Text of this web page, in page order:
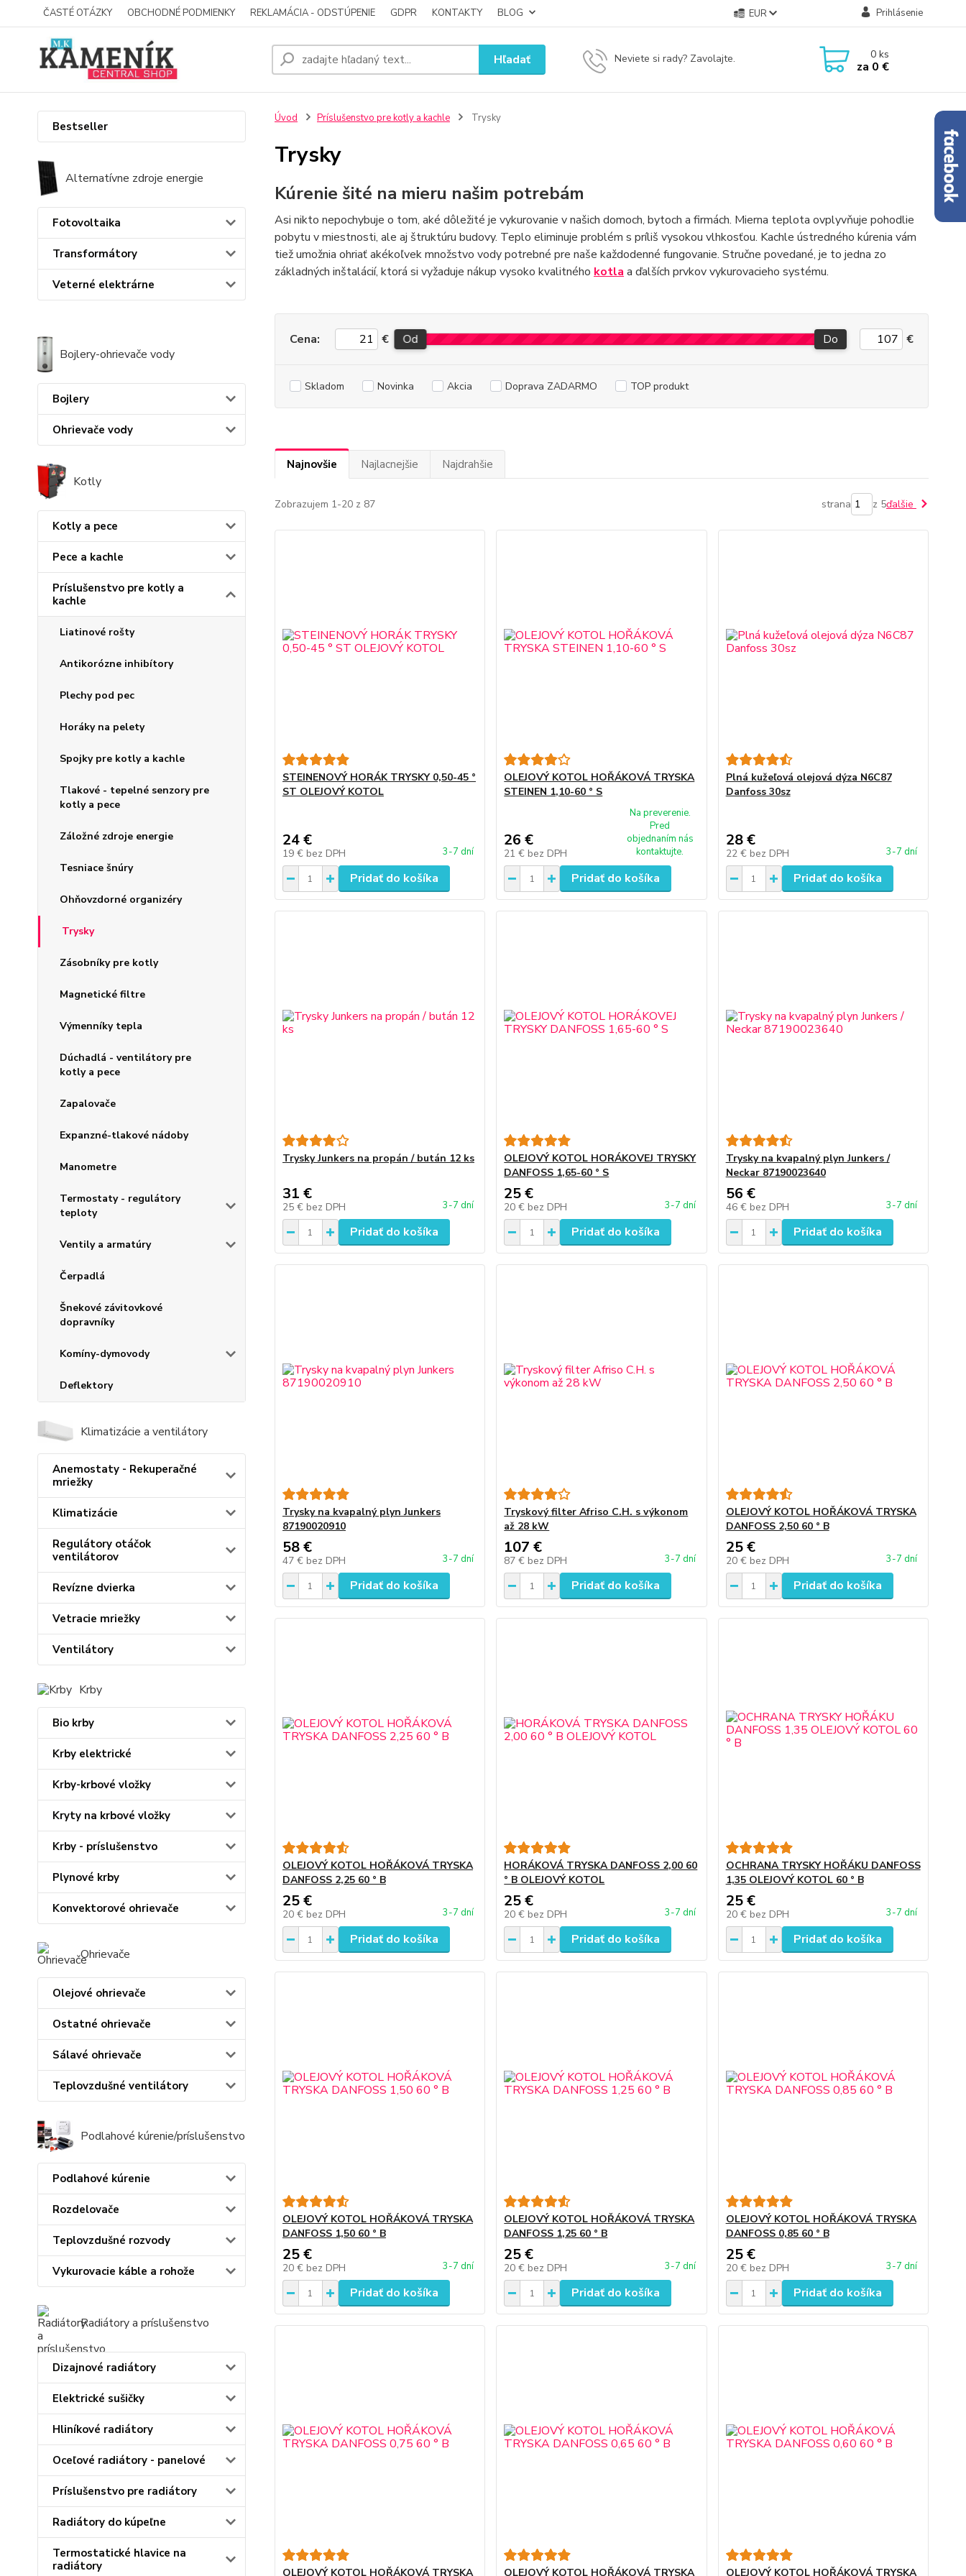
ČASTÉ OTÁZKY OBCHODNÉ PODMIENKY REKLAMÁCIA - ODSTÚPENIE GDPR KONTAKTY BLOG EUR Prihlásenie
Hľadať Neviete si rady? Zavolajte. 0ks
za 0 €
Bestseller
Alternatívne zdroje energie
Fotovoltaika
Transformátory
Veterné elektrárne
Bojlery-ohrievače vody
Bojlery
Ohrievače vody
Kotly
Kotly a pece
Pece a kachle
Príslušenstvo pre kotly a
kachle
Liatinové rošty
Antikorózne inhibítory
Plechy pod pec
Horáky na pelety
Spojky pre kotly a kachle
Tlakové - tepelné senzory pre
kotly a pece
Záložné zdroje energie
Tesniace šnúry
Ohňovzdorné organizéry
Trysky
Zásobníky pre kotly
Magnetické filtre
Výmenníky tepla
Dúchadlá - ventilátory pre
kotly a pece
Zapalovače
Expanzné-tlakové nádoby
Manometre
Termostaty - regulátory
teploty
Ventily a armatúry
Čerpadlá
Šnekové závitovkové
dopravníky
Komíny-dymovody
Deflektory
Klimatizácie a ventilátory
Anemostaty - Rekuperačné
mriežky
Klimatizácie
Regulátory otáčok
ventilátorov
Revízne dvierka
Vetracie mriežky
Ventilátory
Krby
Bio krby
Krby elektrické
Krby-krbové vložky
Kryty na krbové vložky
Krby - príslušenstvo
Plynové krby
Konvektorové ohrievače
Ohrievače
Olejové ohrievače
Ostatné ohrievače
Sálavé ohrievače
Teplovzdušné ventilátory
Podlahové kúrenie/príslušenstvo
Podlahové kúrenie
Rozdelovače
Teplovzdušné rozvody
Vykurovacie káble a rohože
Radiátory a príslušenstvo
Dizajnové radiátory
Elektrické sušičky
Hliníkové radiátory
Oceľové radiátory - panelové
Príslušenstvo pre radiátory
Radiátory do kúpeľne
Termostatické hlavice na
radiátory
Úvod Príslušenstvo pre kotly a kachle Trysky
Trysky
Kúrenie šité na mieru našim potrebám
Asi nikto nepochybuje o tom, aké dôležité je vykurovanie v našich domoch, bytoch a firmách. Mierna teplota ovplyvňuje pohodlie
pobytu v miestnosti, ale aj štruktúru budovy. Teplo eliminuje problém s príliš vysokou vlhkosťou. Kachle ústredného kúrenia vám
tiež umožnia ohriať akékoľvek množstvo vody potrebné pre naše každodenné fungovanie. Stručne povedané, je to jedna zo
základných inštalácií, ktorá si vyžaduje nákup vysoko kvalitného kotla a ďalších prvkov vykurovacieho systému.
Cena: € Od Do €
Skladom Novinka Akcia Doprava ZADARMO TOP produkt
Najnovšie Najlacnejšie Najdrahšie
Zobrazujem 1-20 z 87 strana z 5ďalšie
STEINENOVÝ HORÁK TRYSKY 0,50-45 °
ST OLEJOVÝ KOTOL
24 €
19 € bez DPH 3-7 dní
Pridať do košíka
OLEJOVÝ KOTOL HOŘÁKOVÁ TRYSKA
STEINEN 1,10-60 ° S
26 €
21 € bez DPH
Na preverenie.
Pred
objednaním nás
kontaktujte.
Pridať do košíka
Plná kužeľová olejová dýza N6C87
Danfoss 30sz
28 €
22 € bez DPH 3-7 dní
Pridať do košíka
Trysky Junkers na propán / bután 12 ks
31 €
25 € bez DPH 3-7 dní
Pridať do košíka
OLEJOVÝ KOTOL HORÁKOVEJ TRYSKY
DANFOSS 1,65-60 ° S
25 €
20 € bez DPH 3-7 dní
Pridať do košíka
Trysky na kvapalný plyn Junkers /
Neckar 87190023640
56 €
46 € bez DPH 3-7 dní
Pridať do košíka
Trysky na kvapalný plyn Junkers
87190020910
58 €
47 € bez DPH 3-7 dní
Pridať do košíka
Tryskový filter Afriso C.H. s výkonom
až 28 kW
107 €
87 € bez DPH 3-7 dní
Pridať do košíka
OLEJOVÝ KOTOL HOŘÁKOVÁ TRYSKA
DANFOSS 2,50 60 ° B
25 €
20 € bez DPH 3-7 dní
Pridať do košíka
OLEJOVÝ KOTOL HOŘÁKOVÁ TRYSKA
DANFOSS 2,25 60 ° B
25 €
20 € bez DPH 3-7 dní
Pridať do košíka
HORÁKOVÁ TRYSKA DANFOSS 2,00 60
° B OLEJOVÝ KOTOL
25 €
20 € bez DPH 3-7 dní
Pridať do košíka
OCHRANA TRYSKY HOŘÁKU DANFOSS
1,35 OLEJOVÝ KOTOL 60 ° B
25 €
20 € bez DPH 3-7 dní
Pridať do košíka
OLEJOVÝ KOTOL HOŘÁKOVÁ TRYSKA
DANFOSS 1,50 60 ° B
25 €
20 € bez DPH 3-7 dní
Pridať do košíka
OLEJOVÝ KOTOL HOŘÁKOVÁ TRYSKA
DANFOSS 1,25 60 ° B
25 €
20 € bez DPH 3-7 dní
Pridať do košíka
OLEJOVÝ KOTOL HOŘÁKOVÁ TRYSKA
DANFOSS 0,85 60 ° B
25 €
20 € bez DPH 3-7 dní
Pridať do košíka
OLEJOVÝ KOTOL HOŘÁKOVÁ TRYSKA OLEJOVÝ KOTOL HOŘÁKOVÁ TRYSKA OLEJOVÝ KOTOL HOŘÁKOVÁ TRYSKA